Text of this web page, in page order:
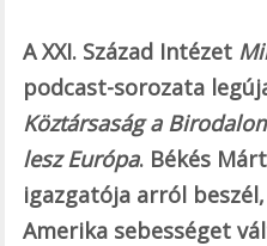
A XXI. Század Intézet
podcast-sorozata
Köztársaság a
lesz Európa. Békés
igazgatója arról
Amerika sebességet